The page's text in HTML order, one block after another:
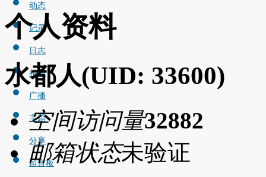
动态
记录
日志
相册
广播
主题
分享
留言板
个人资料
水都人(UID: 33600)
空间访问量32882
邮箱状态未验证